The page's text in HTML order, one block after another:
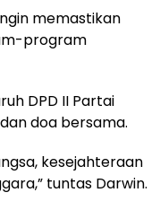
memastikan
program
DPD II Partai
doa bersama.
kesejahteraan
tuntas Darwin.